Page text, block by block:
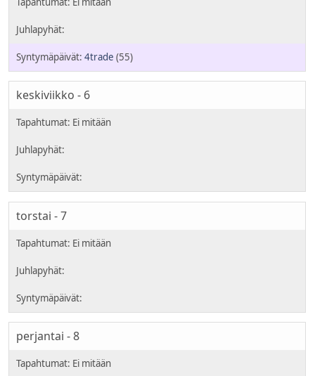
4trade (55)
keskiviikko - 6
torstai - 7
perjantai - 8